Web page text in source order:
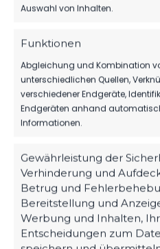
Auswahl von Inhalten.
Funktionen
Abgleichung und Kombination
unterschiedlichen Quellen,
verschiedener Endgeräte,
Endgeräten anhand
Informationen.
Gewährleistung der
Verhinderung und
Betrug und
Bereitstellung und
Werbung und Inhalten,
Entscheidungen zum
SpG
vs FSV 63 Luckenwalde D3-
Jugend
12. April 2024
Ähnlicher Beitrag